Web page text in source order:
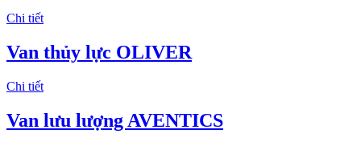
Chi tiết
Van thủy lực OLIVER
Chi tiết
Van lưu lượng AVENTICS